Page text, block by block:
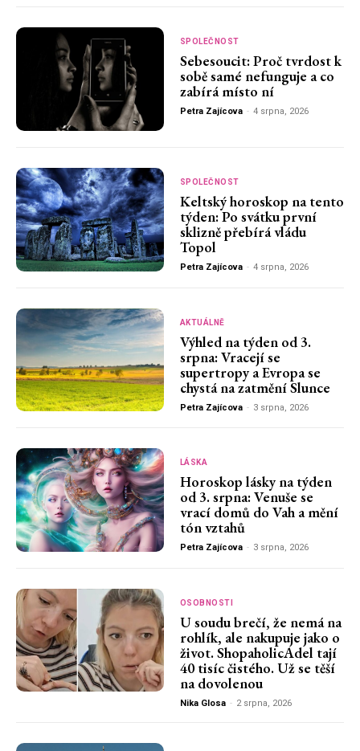
SPOLEČNOST
Sebesoucit: Proč tvrdost k
sobě samé nefunguje a co
zabírá místo ní
Petra Zajícova - 4 srpna, 2026
SPOLEČNOST
Keltský horoskop na tento
týden: Po svátku první
sklizně přebírá vládu
Topol
Petra Zajícova - 4 srpna, 2026
AKTUÁLNĚ
Výhled na týden od 3.
srpna: Vracejí se
supertropy a Evropa se
chystá na zatmění Slunce
Petra Zajícova - 3 srpna, 2026
LÁSKA
Horoskop lásky na týden
od 3. srpna: Venuše se
vrací domů do Vah a mění
tón vztahů
Petra Zajícova - 3 srpna, 2026
OSOBNOSTI
U soudu brečí, že nemá na
rohlík, ale nakupuje jako o
život. ShopaholicAdel tají
40 tisíc čistého. Už se těší
na dovolenou
Nika Glosa - 2 srpna, 2026